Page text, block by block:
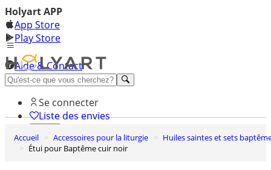
Holyart APP
App Store
Play Store
Aide & Contact
Découvrez Premium
Se connecter
Liste des envies
0
Panier
Accueil Accessoires pour la liturgie
Huiles saintes et sets
Étui pour Baptême cuir noir